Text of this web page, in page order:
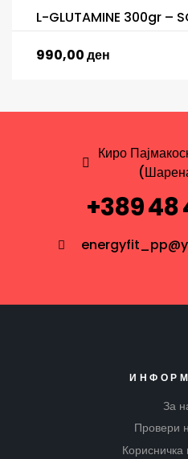
L-GLUTAMINE 300gr –
990,00ден
Киро
+389 48
За
Провери